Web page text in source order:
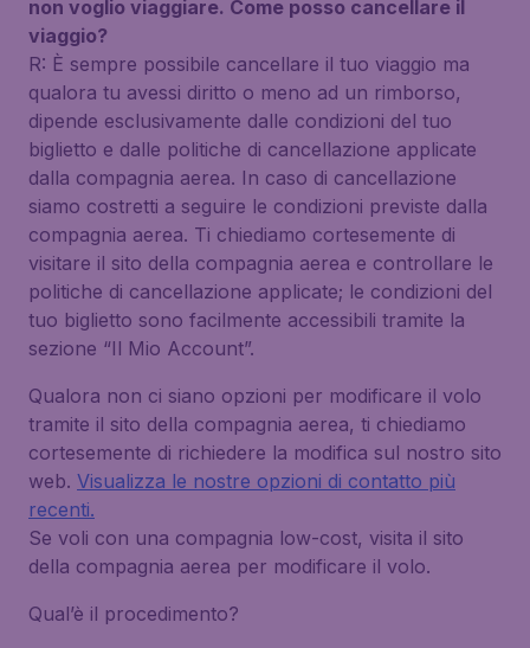
non voglio viaggiare. Come posso cancellare il
viaggio?
R: È sempre possibile cancellare il tuo viaggio ma
qualora tu avessi diritto o meno ad un rimborso,
dipende esclusivamente dalle condizioni del tuo
biglietto e dalle politiche di cancellazione applicate
dalla compagnia aerea. In caso di cancellazione
siamo costretti a seguire le condizioni previste dalla
compagnia aerea. Ti chiediamo cortesemente di
visitare il sito della compagnia aerea e controllare le
politiche di cancellazione applicate; le condizioni del
tuo biglietto sono facilmente accessibili tramite la
sezione “Il Mio Account”.
Qualora non ci siano opzioni per modificare il volo
tramite il sito della compagnia aerea, ti chiediamo
cortesemente di richiedere la modifica sul nostro sito
web. Visualizza le nostre opzioni di contatto più
recenti.
Se voli con una compagnia low-cost, visita il sito
della compagnia aerea per modificare il volo.
Qual’è il procedimento?